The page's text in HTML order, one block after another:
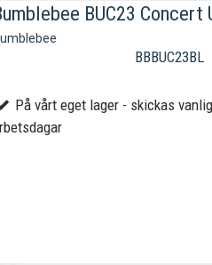
BUC23 Concert
BBBUC23BL
På vårt eget lager - skickas